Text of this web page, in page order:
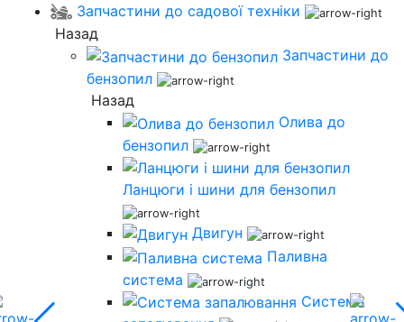
Запчастини до садової техніки
Назад
Запчастини до
бензопил
Назад
Олива до
бензопил
Ланцюги і шини для бензопил
Двигун
Паливна
система
Система